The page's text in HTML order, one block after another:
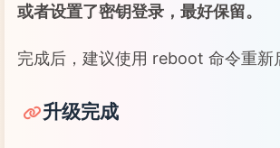
或者设置了密钥登录，最好保留。
完成后，建议使用 reboot 命令重新
升级完成